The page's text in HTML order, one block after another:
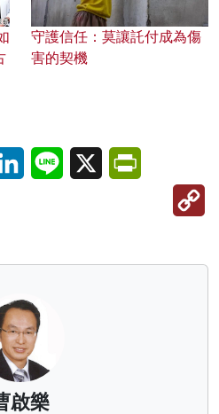
守護信任：莫讓託付成為傷
害的契機
LinkedInLine X
啟樂